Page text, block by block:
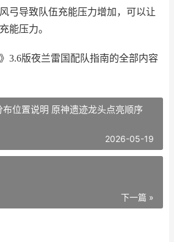
弓导致队伍充能压力增加，可以让
能压力。
3.6版夜兰雷国配队指南的全部内容
布位置说明 原神遗迹龙头点亮顺序
2026-05-19
下一篇 »